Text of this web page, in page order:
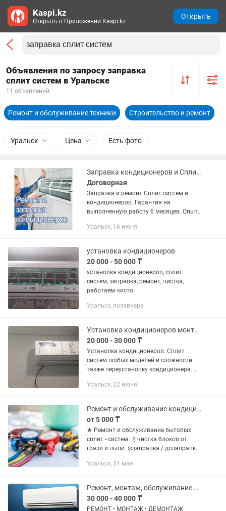
Объявления по запросу заправка
сплит систем в Уральске
11 объявлений
Ремонт и обслуживание техники Строительство и ремонт
Уральск Цена Есть фото
Заправка кондиционеров и Сплит систем в Уральске
Договорная
Заправка и ремонт Сплит систем и
кондиционеров. Гарантия на
выполненную работу 6 месяцев. Опыт
Уральск, 16 июня
установка кондиционеров
20 000 - 50 000 ₸
установка кондиционеров, сплит
систем, заправка, ремонт, чистка,
работаем чисто
Уральск, позавчера
Установка кондиционеров монтаж демонтаж полный сервис цена от
20 000 - 30 000 ₸
Установка кондиционеров. Сплит
систем любых моделей и сложности
также переустановку кондиционера.
монтаж. Мы знаем как сделать уют и
Уральск, 22 июня
Ремонт и обслуживание кондиционеров
от 5 000 ₸
★ Ремонт и обслуживание бытовых
сплит - систем. 💧чистка блоков от
грязи и пыли. ❄️заправка / дозаправка
деталей. ☝️ Диагностика бесплатно в
Уральск, 31 мая
Ремонт, монтаж, обслуживание кондиционеров
30 000 - 40 000 ₸
РЕМОНТ • МОНТАЖ • ДЕМОНТАЖ
Kaspi.kz
Открыть в Приложении Kaspi.kz
Открыть